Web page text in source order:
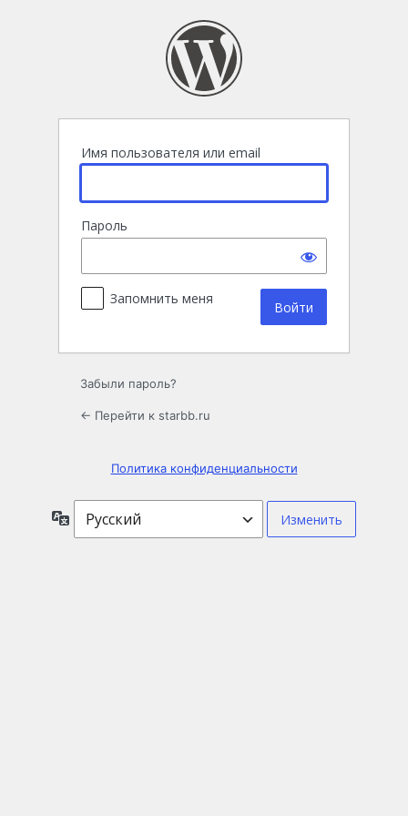
Имя пользователя или email
Пароль
Запомнить меня
Забыли пароль?
← Перейти к starbb.ru
Политика конфиденциальности
Язык